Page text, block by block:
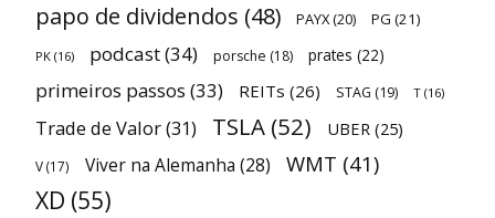
papo de dividendos (48) PAYX(20) PG (21)
PK (16) podcast(34) porsche (18) prates (22)
primeiros passos (33) REITs (26) STAG (19) T (16)
Trade de Valor(31) TSLA (52) UBER (25)
V(17) Viver na Alemanha (28) WMT (41)
XD (55)